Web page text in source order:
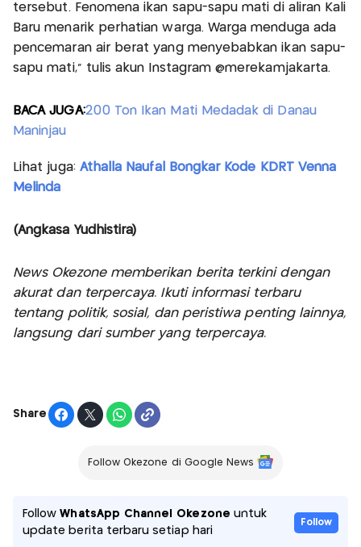
tersebut. Fenomena ikan sapu-sapu mati di aliran Kali
Baru menarik perhatian warga. Warga menduga ada
pencemaran air berat yang menyebabkan ikan sapu-
sapu mati," tulis akun Instagram @merekamjakarta.
BACA JUGA:200 Ton Ikan Mati Medadak di Danau
Maninjau
Lihat juga: Athalla Naufal Bongkar Kode KDRT Venna
Melinda
(Angkasa Yudhistira)
News Okezone memberikan berita terkini dengan
akurat dan terpercaya. Ikuti informasi terbaru
tentang politik, sosial, dan peristiwa penting lainnya,
langsung dari sumber yang terpercaya.
Share
Follow Okezone di Google News
FollowWhatsApp Channel Okezone untuk
update berita terbaru setiap hari
Follow